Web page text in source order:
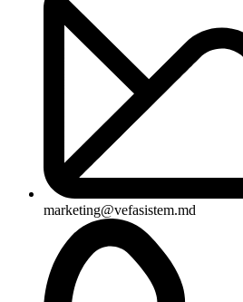
marketing@vefasistem.md